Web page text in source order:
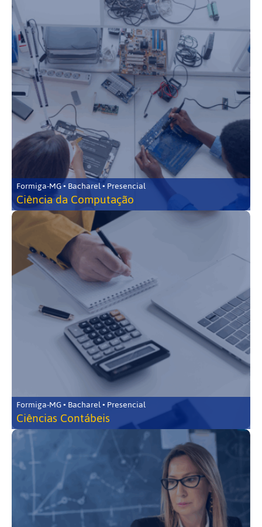
Formiga-MG • Bacharel • Presencial
Ciência da Computação
Formiga-MG • Bacharel • Presencial
Ciências Contábeis